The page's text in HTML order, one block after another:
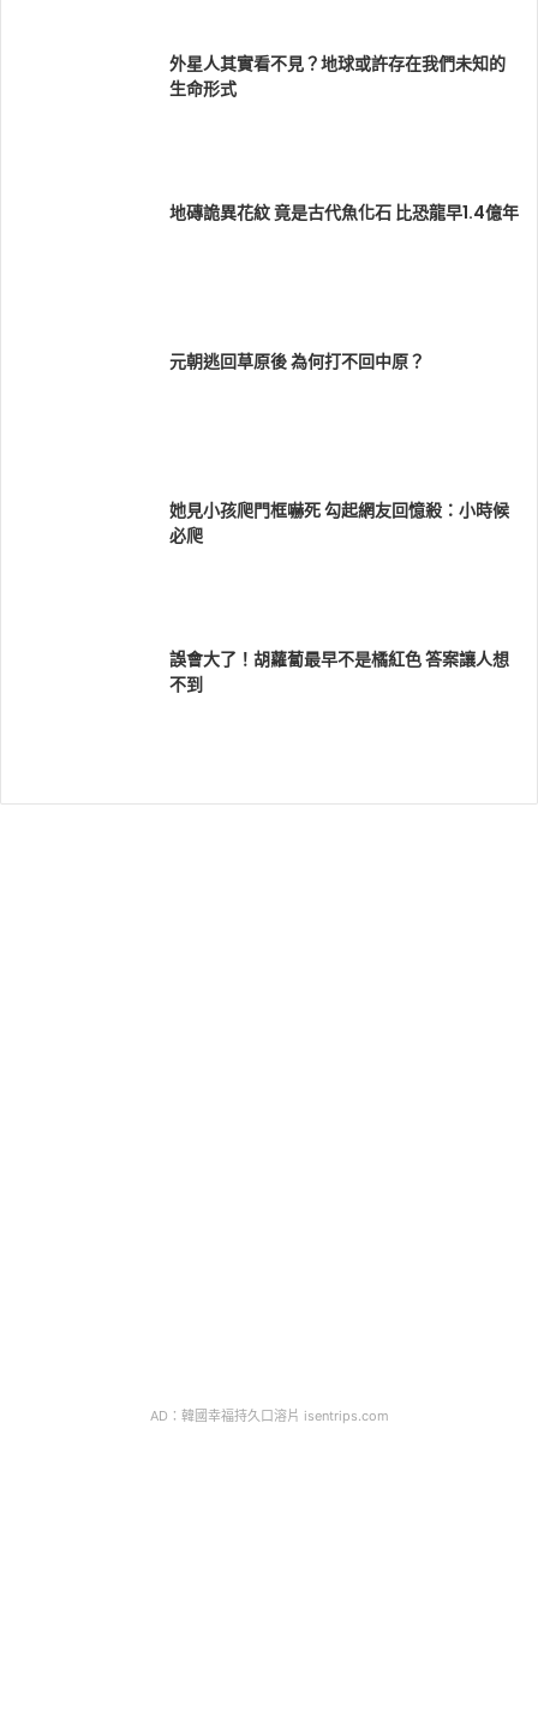
外星人其實看不見？地球或許存在我們未知的
生命形式
地磚詭異花紋 竟是古代魚化石 比恐龍早1.4億年
元朝逃回草原後 為何打不回中原？
她見小孩爬門框嚇死 勾起網友回憶殺：小時候
必爬
誤會大了！胡蘿蔔最早不是橘紅色 答案讓人想
不到
AD：韓國幸福持久口溶片 isentrips.com